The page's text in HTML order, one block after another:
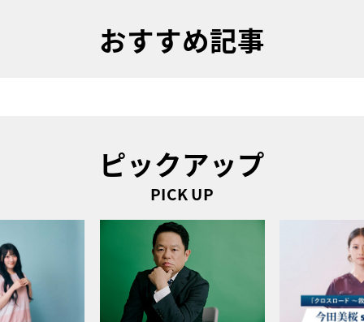
おすすめ記事
ピックアップ
PICK UP